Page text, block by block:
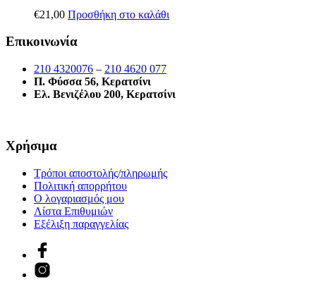
€21,00 Προσθήκη στο καλάθι
Επικοινωνία
210 4320076 – 210 4620 077
Π. Φύσσα 56, Κερατσίνι
Ελ. Βενιζέλου 200, Κερατσίνι
Χρήσιμα
Τρόποι αποστολής/πληρωμής
Πολιτική απορρήτου
Ο λογαριασμός μου
Λίστα Επιθυμιών
Εξέλιξη παραγγελίας